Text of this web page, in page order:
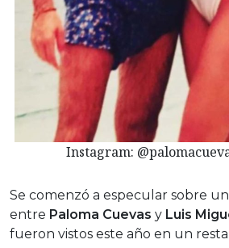
Instagram:
Se comenzó a especular sobre
entre Paloma Cuevas y Luis
fueron vistos este año en un